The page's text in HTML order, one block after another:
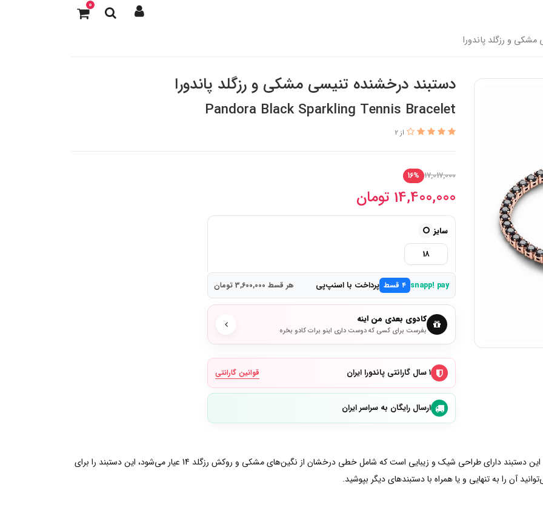
0
و رزگلد پاندورا
دستبند درخشنده تنیسی مشکی و رزگلد پاندورا
Pandora Black Sparkling Tennis Bracelet
از 2
17,017,000
16%
14,400,000 تومان
سایز
18
snapp! pay ۴ قسط پرداخت با اسنپ‌پی هر قسط 3,600,000 تومان
کادوی بعدی من اینه
بفرست برای کسی که دوست داری اینو برات کادو بخره
۱ سال گارانتی پاندورا ایران قوانین گارانتی
ارسال رایگان به سراسر ایران
کسی هست که دستبند درخشنده تنیسی پاندورا را نخواهد؟! این دستبند دارای طراحی شیک و زیبایی است که شامل خطی درخشان از نگین‌های مشکی و روکش رزگلد 14 عیار می‌شود، این دستبند را برای
آن را به تنهایی و یا همراه با دستبند‌های دیگر بپوشید.